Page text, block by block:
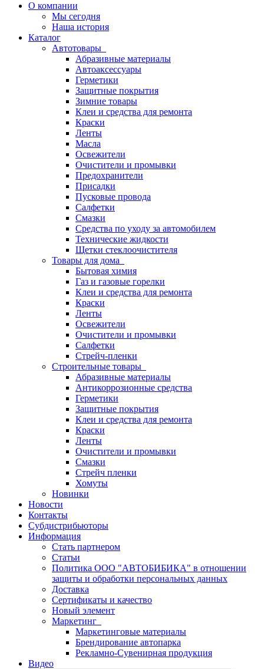
О компании
Мы сегодня
Наша история
Каталог
Автотовары
Абразивные материалы
Автоаксессуары
Герметики
Защитные покрытия
Зимние товары
Клеи и средства для ремонта
Краски
Ленты
Масла
Освежители
Очистители и промывки
Предохранители
Присадки
Пусковые провода
Салфетки
Смазки
Средства по уходу за автомобилем
Технические жидкости
Щетки стеклоочистителя
Товары для дома
Бытовая химия
Газ и газовые горелки
Клеи и средства для ремонта
Краски
Ленты
Освежители
Очистители и промывки
Салфетки
Стрейч-пленки
Строительные товары
Абразивные материалы
Антикоррозионные средства
Герметики
Защитные покрытия
Клеи и средства для ремонта
Краски
Ленты
Очистители и промывки
Смазки
Стрейч пленки
Хомуты
Новинки
Новости
Контакты
Субдистрибьюторы
Информация
Стать партнером
Статьи
Политика ООО "АВТОБИБИКА" в отношении
защиты и обработки персональных данных
Доставка
Сертификаты и качество
Новый элемент
Маркетинг
Маркетинговые материалы
Брендирование автопарка
Рекламно-Сувенирная продукция
Видео